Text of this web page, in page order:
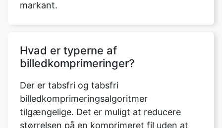
Hvad er typerne af
billedkomprimeringsalgoritmer
tilgængelige. Det er muligt at reducere
størrelsen på en komprimeret fil uden at
påvirke billedkvaliteten. Tabsfri
komprimering, generelt, men ikke altid,
resulterer i større filer end tabsfri